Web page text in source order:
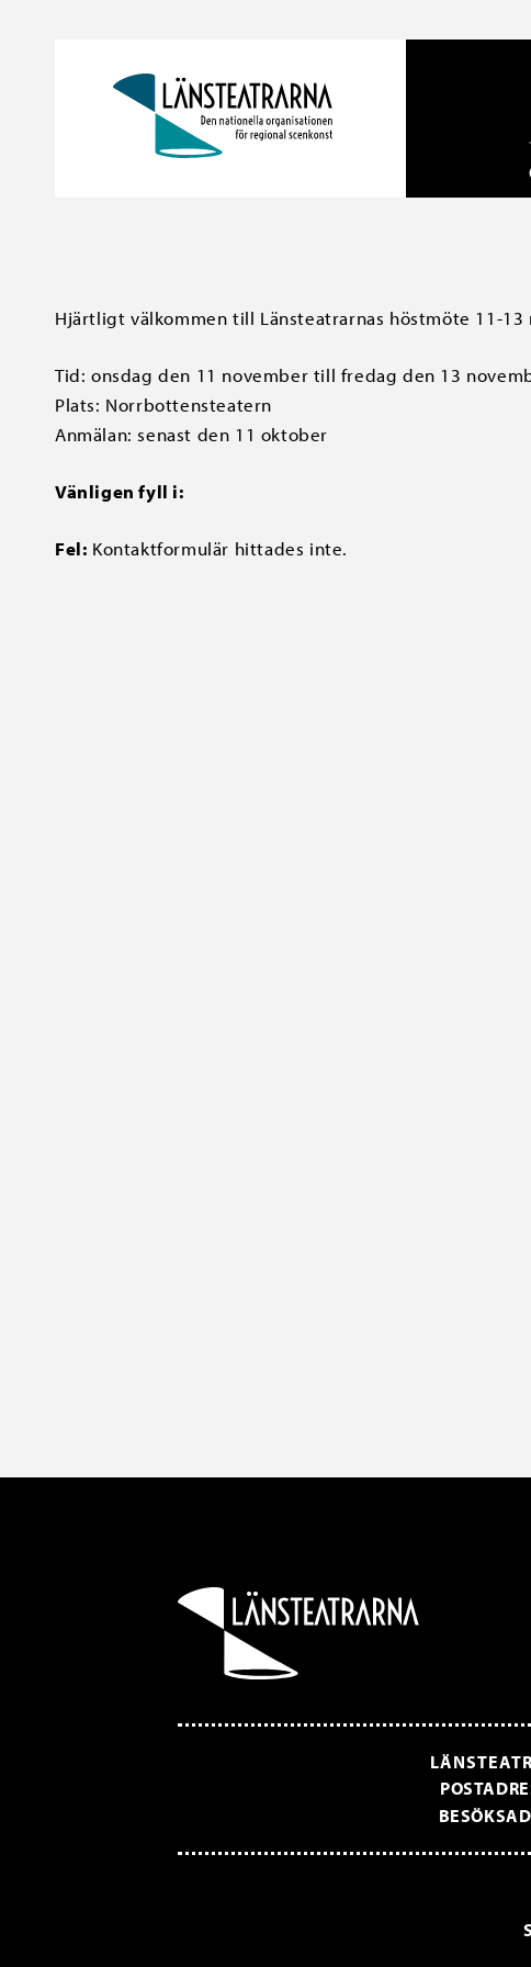
Hjärtligt välkommen till Länsteatrarnas höstmöte 11-13
Tid: onsdag den 11 november till fredag den 13
Plats: Norrbottensteatern
Anmälan: senast den 11 oktober
Vänligen fyll i:
Fel: Kontaktformulär hittades inte.